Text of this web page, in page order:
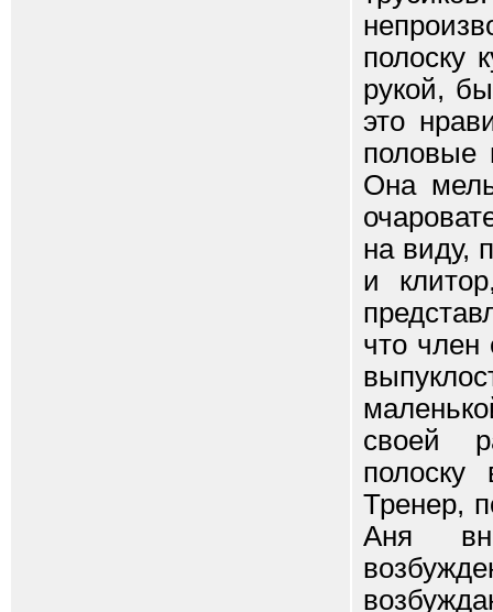
полоску
рукой,
это
половые
Она
на виду,
и
что член
своей
полоску
Тренер,
Аня